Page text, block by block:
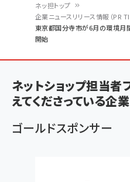
く
ず
ネッ担トップ
企業ニュースリリース情報（PR
東京都国分寺市が6月の環境月
開始
ネットショップ担当者
えてくださっている企
ゴールドスポンサー